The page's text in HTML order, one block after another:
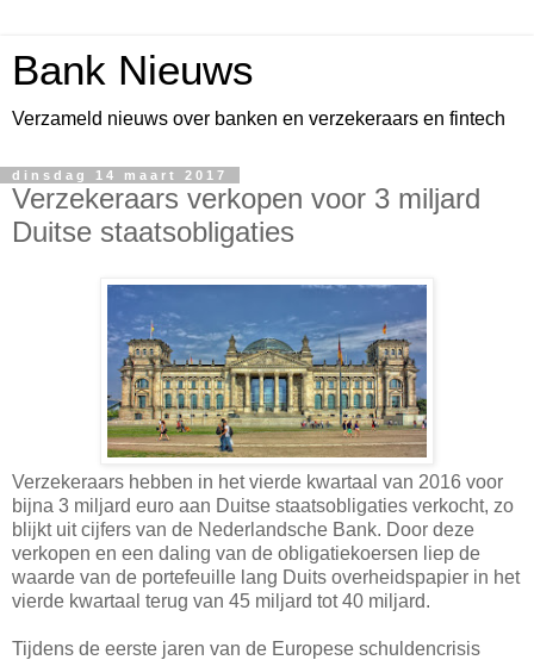
Bank Nieuws
Verzameld nieuws over banken en verzekeraars en fintech
dinsdag 14 maart 2017
Verzekeraars verkopen voor 3 miljard
Duitse staatsobligaties
Verzekeraars hebben in het vierde kwartaal van 2016 voor
bijna 3 miljard euro aan Duitse staatsobligaties verkocht, zo
blijkt uit cijfers van de Nederlandsche Bank. Door deze
verkopen en een daling van de obligatiekoersen liep de
waarde van de portefeuille lang Duits overheidspapier in het
vierde kwartaal terug van 45 miljard tot 40 miljard.
Tijdens de eerste jaren van de Europese schuldencrisis